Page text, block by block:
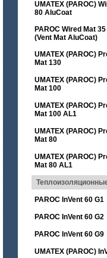
UMATEX (PAROC)
80 AluCoat
PAROC Wired Mat
(Vent Mat AluCoat)
UMATEX (PAROC)
Mat 130
UMATEX (PAROC)
Mat 100
UMATEX (PAROC)
Mat 100 AL1
UMATEX (PAROC)
Mat 80
UMATEX (PAROC)
Mat 80 AL1
PAROC InVent 60 G1
PAROC InVent 60 G2
PAROC InVent 60 G9
UMATEX (PAROC)